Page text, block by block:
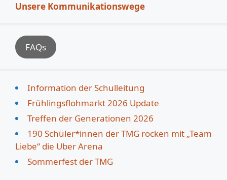
Unsere Kommunikationswege
FAQs
Information der Schulleitung
Frühlingsflohmarkt 2026 Update
Treffen der Generationen 2026
190 Schüler*innen der TMG rocken mit „Team
Liebe“ die Uber Arena
Sommerfest der TMG